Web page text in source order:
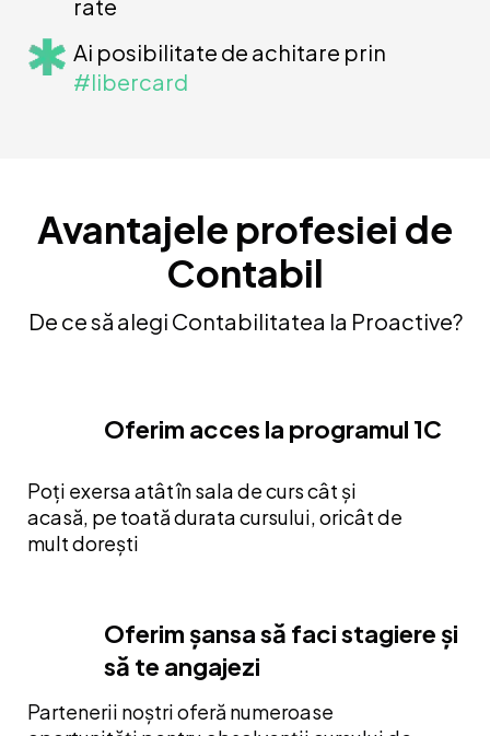
rate
Ai posibilitate de achitare prin
#libercard
Avantajele profesiei de
Contabil
De ce să alegi Contabilitatea la Proactive?
Oferim acces la programul 1C
Poți exersa atât în sala de curs cât și
acasă, pe toată durata cursului, oricât de
mult dorești
Oferim șansa să faci stagiere și
să te angajezi
Partenerii noștri oferă numeroase